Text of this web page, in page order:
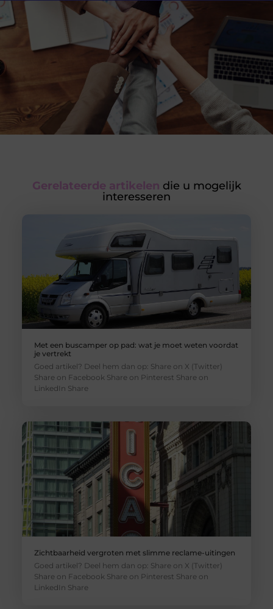
Gerelateerde artikelen die u mogelijk
interesseren
Met een buscamper op pad: wat je moet weten voordat
je vertrekt
Goed artikel? Deel hem dan op: Share on X (Twitter)
Share on Facebook Share on Pinterest Share on
LinkedIn Share
Zichtbaarheid vergroten met slimme reclame-uitingen
Goed artikel? Deel hem dan op: Share on X (Twitter)
Share on Facebook Share on Pinterest Share on
LinkedIn Share